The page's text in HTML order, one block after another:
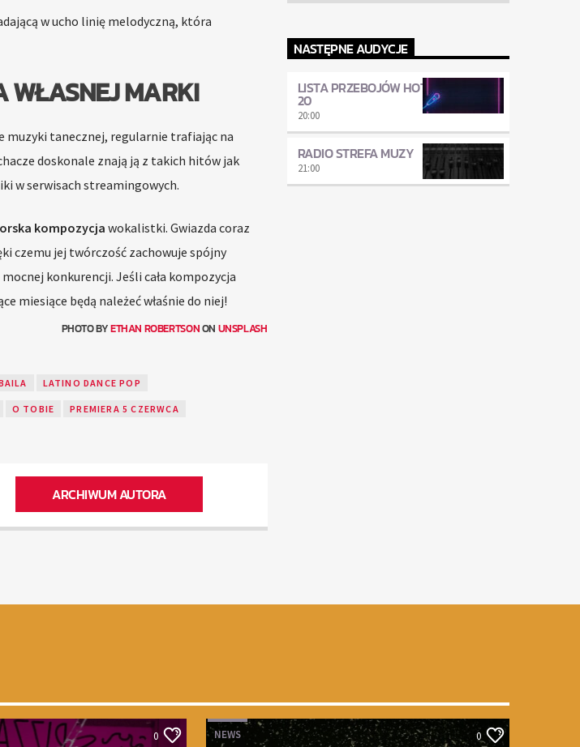
w ucho linię melodyczną, która
WŁASNEJ MARKI
muzyki tanecznej, regularnie trafiając na
doskonale znają ją z takich hitów jak
w serwisach streamingowych.
kompozycja wokalistki. Gwiazda coraz
czemu jej twórczość zachowuje spójny
konkurencji. Jeśli cała kompozycja
miesiące będą należeć właśnie do niej!
PHOTO BYETHAN ROBERTSONON UNSPLASH
LATINO DANCE POP
O TOBIE PREMIERA 5 CZERWCA
ARCHIWUM AUTORA
NASTĘPNE AUDYCJE
LISTA PRZEBOJÓW HOT
20
20:00
RADIO STREFA MUZY
21:00
0 NEWS 0